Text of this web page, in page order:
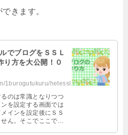
きます。
でブログをＳＳＬ
り方を大公開！０
1burogutukuru/hetessl.html
のは常識となりつつ
を設定する画面では
インを設定後にＳＳ
ん。そこでここでは